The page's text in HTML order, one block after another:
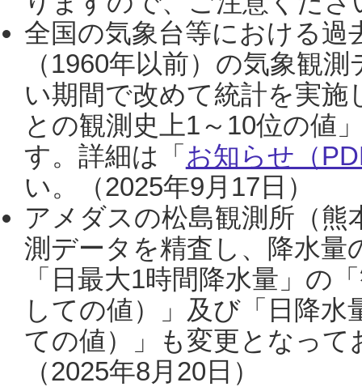
全国の気象台等における過
（1960年以前）の気象観
い期間で改めて統計を実
との観測史上1～10位の値
す。詳細は「 お知らせ（
い。（2025年9月17日）
アメダスの松島観測所（熊
測データを精査し、降水
「日最大1時間降水量」の
しての値）」及び「日降
ての値）」も変更となっ
（2025年8月20日）